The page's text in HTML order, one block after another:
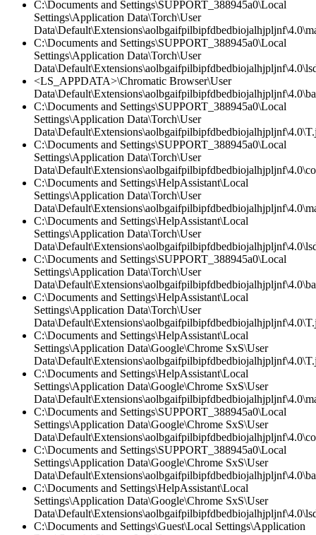
C:\Documents and Settings\SUPPORT_388945a0\Local
Settings\Application Data\Torch\User
C:\Documents and Settings\SUPPORT_388945a0\Local
Settings\Application Data\Torch\User
<LS_APPDATA>\Chromatic Browser\User
C:\Documents and Settings\SUPPORT_388945a0\Local
Settings\Application Data\Torch\User
C:\Documents and Settings\SUPPORT_388945a0\Local
Settings\Application Data\Torch\User
C:\Documents and Settings\HelpAssistant\Local
Settings\Application Data\Torch\User
C:\Documents and Settings\HelpAssistant\Local
Settings\Application Data\Torch\User
C:\Documents and Settings\SUPPORT_388945a0\Local
Settings\Application Data\Torch\User
C:\Documents and Settings\HelpAssistant\Local
Settings\Application Data\Torch\User
C:\Documents and Settings\HelpAssistant\Local
Settings\Application Data\Google\Chrome SxS\User
C:\Documents and Settings\HelpAssistant\Local
Settings\Application Data\Google\Chrome SxS\User
C:\Documents and Settings\SUPPORT_388945a0\Local
Settings\Application Data\Google\Chrome SxS\User
C:\Documents and Settings\SUPPORT_388945a0\Local
Settings\Application Data\Google\Chrome SxS\User
C:\Documents and Settings\HelpAssistant\Local
Settings\Application Data\Google\Chrome SxS\User
C:\Documents and Settings\Guest\Local Settings\Application